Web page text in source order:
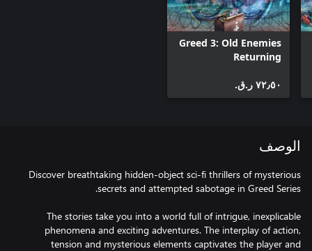
Greed 3: Old Enemies
Returning
٧٢٫٥٠ ر.ق.‏
الوصف
Discover breathtaking hidden-object sci-fi thrillers of mysterious
The stories take you into a world full of intrigue, inexplicable
phenomena and exciting adventures. The interplay of action,
tension and mysterious elements captivates the player and